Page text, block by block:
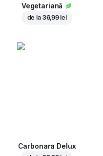
Vegetariană
de la 36,99 lei
Carbonara Delux